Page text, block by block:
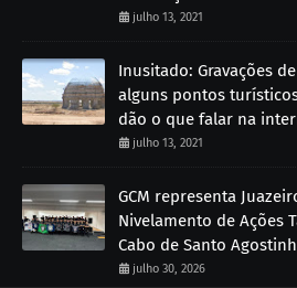
julho 13, 2021
Inusitado: Gravações
alguns pontos
dão o que falar na
julho 13, 2021
GCM representa
Nivelamento de Ações
Cabo de Santo
julho 30, 2026